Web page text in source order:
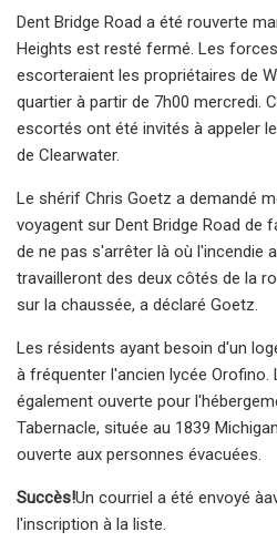
Dent Bridge Road a été rouverte
Heights est resté fermé. Les
escorteraient les propriétaires de
quartier à partir de 7h00 mercredi.
escortés ont été invités à appeler
de Clearwater.
Le shérif Chris Goetz a demandé
voyagent sur Dent Bridge Road de
de ne pas s'arrêter là où l'incendie
travailleront des deux côtés de la
sur la chaussée, a déclaré Goetz.
Les résidents ayant besoin d'un
à fréquenter l'ancien lycée
également ouverte pour
Tabernacle, située au 1839
ouverte aux personnes évacuées.
Succès!Un courriel a été envoyé à
l'inscription à la liste.